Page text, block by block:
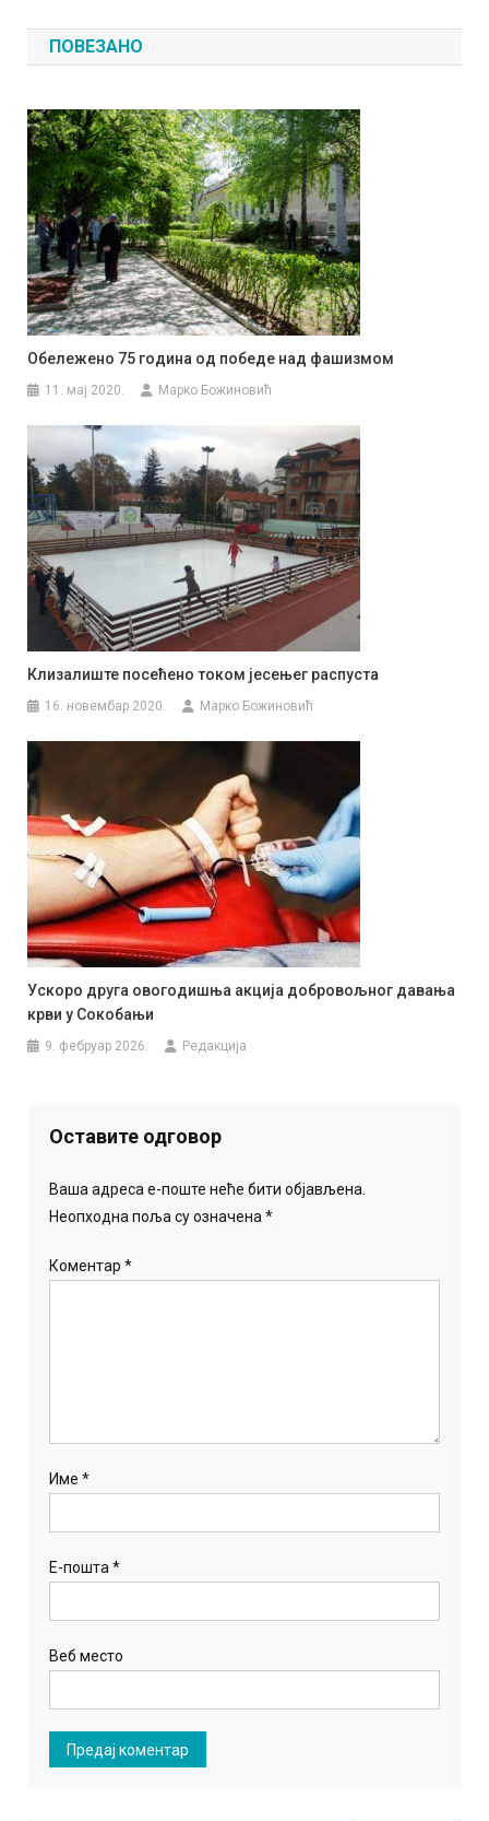
чланка
ПОВЕЗАНО
Обележено 75 година од победе над фашизмом
11. мај 2020. Марко Божиновић
Клизалиште посећено током јесењег распуста
16. новембар 2020. Марко Божиновић
Ускоро друга овогодишња акција добровољног давања
крви у Сокобањи
9. фебруар 2026. Редакција
Оставите одговор
Ваша адреса е-поште неће бити објављена.
Неопходна поља су означена*
Коментар*
Име*
Е-пошта*
Веб место